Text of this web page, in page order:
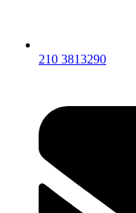
210 3813290